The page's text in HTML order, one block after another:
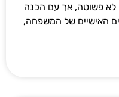
פשוטה, אך עם הכנה
האישיים של המשפחה,